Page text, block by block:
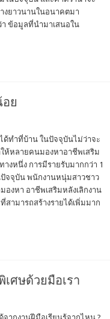
งยาวนานในอนาคตมา
า ข้อมูลที่นำมาเสนอใน
ย
ด้ทําที่บ้าน ในปัจจุบันไม่ว่าจะ
ให้หลายคนมองหาอาชีพเสริม
างหนึ่ง การมีรายรับมากกว่า 1
ปัจจุบัน พนักงานหนุ่มสาวชาว
งหา อาชีพเสริมหลังเลิกงาน
สามารถสร้างรายได้เพิ่มมาก
เศษด้วยมือเรา